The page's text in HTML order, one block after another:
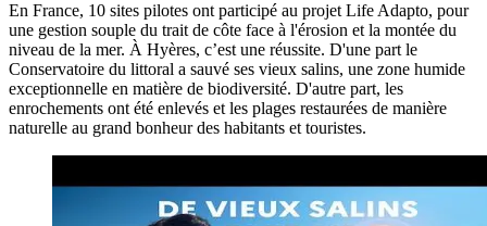
En France, 10 sites pilotes ont participé au projet Life Adapto, pour
une gestion souple du trait de côte face à l'érosion et la montée du
niveau de la mer. À Hyères, c’est une réussite. D'une part le
Conservatoire du littoral a sauvé ses vieux salins, une zone humide
exceptionnelle en matière de biodiversité. D'autre part, les
enrochements ont été enlevés et les plages restaurées de manière
naturelle au grand bonheur des habitants et touristes.